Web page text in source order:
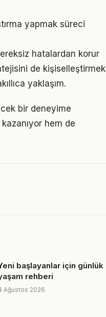
yapmak süreci
hatalardan korur
de kişiselleştirmek
yaklaşım.
bir deneyime
hem de
başlayanlar için günlük
rehberi
Ağustos 2026